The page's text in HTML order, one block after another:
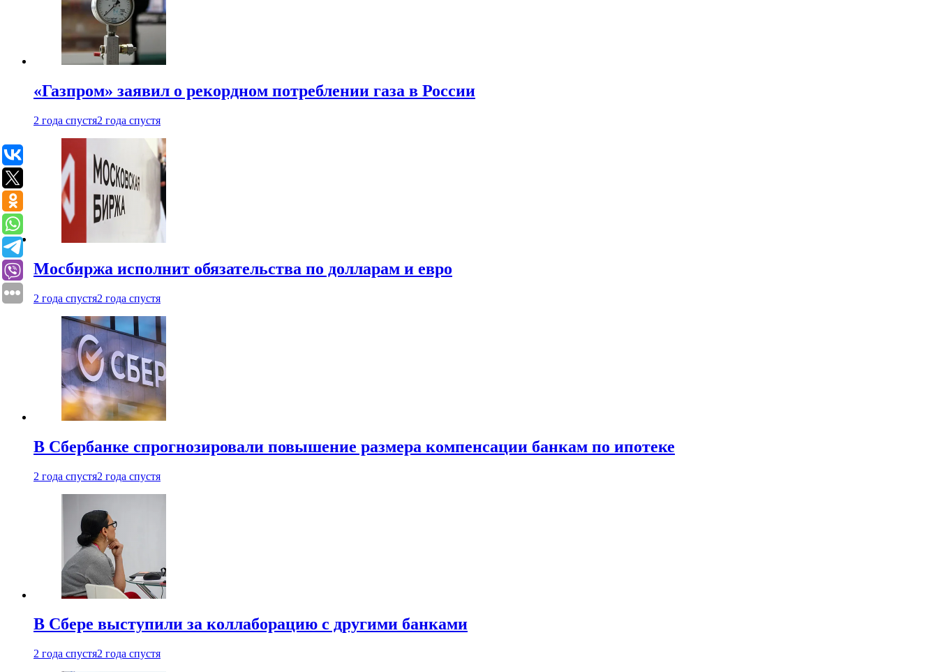
«Газпром» заявил о рекордном потреблении газа в России
2 года спустя2 года спустя
Мосбиржа исполнит обязательства по долларам и евро
2 года спустя2 года спустя
В Сбербанке спрогнозировали повышение размера компенсации банкам по ипотеке
2 года спустя2 года спустя
В Сбере выступили за коллаборацию с другими банками
2 года спустя2 года спустя